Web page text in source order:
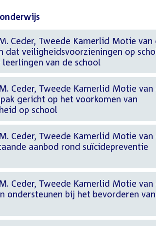
Ceder, Tweede Kamerlid Motie van
dat veiligheidsvoorzieningen op
van de school
Ceder, Tweede Kamerlid Motie van
gericht op het voorkomen van
op school
Ceder, Tweede Kamerlid Motie van
aanbod rond suïcidepreventie
Ceder, Tweede Kamerlid Motie van
ondersteunen bij het bevorderen